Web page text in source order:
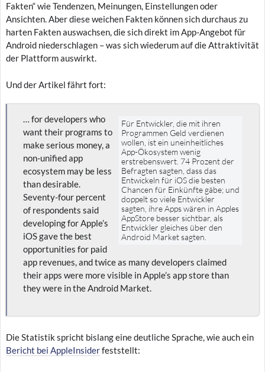
Fakten“ wie Tendenzen, Meinungen, Einstellungen oder
Ansichten. Aber diese weichen Fakten können sich durchaus zu
harten Fakten auswachsen, die sich direkt im App-Angebot für
Android niederschlagen – was sich wiederum auf die Attraktivität
der Plattform auswirkt.
Und der Artikel fährt fort:
…
Für Entwickler, die mit ihren
Programmen Geld verdienen
wollen, ist ein uneinheitliches
App-Ökosystem wenig
erstrebenswert. 74 Prozent der
Befragten sagten, dass das
Entwickeln für iOS die besten
Chancen für Einkünfte gäbe; und
doppelt so viele Entwickler
sagten, ihre Apps wären in Apples
AppStore besser sichtbar, als
Entwickler gleiches über den
Android Market sagten.
for developers who
want their programs to
make serious money, a
non-unified app
ecosystem may be less
than desirable.
Seventy-four percent
of respondents said
developing for Apple’s
iOS gave the best
opportunities for paid
app revenues, and twice as many developers claimed
their apps were more visible in Apple’s app store than
they were in the Android Market.
Die Statistik spricht bislang eine deutliche Sprache, wie auch ein
Bericht bei AppleInsiderfeststellt: